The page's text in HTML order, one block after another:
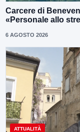
Carcere di
«Personale allo
6 AGOSTO 2026
ATTUALITÀ